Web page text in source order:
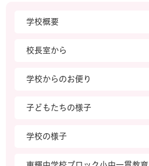
学校概要
校長室から
学校からのお便り
子どもたちの様子
学校の様子